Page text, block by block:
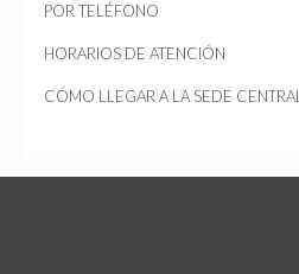
POR TELÉFONO
HORARIOS DE ATENCIÓN
CÓMO LLEGAR A LA SEDE CENTRAL